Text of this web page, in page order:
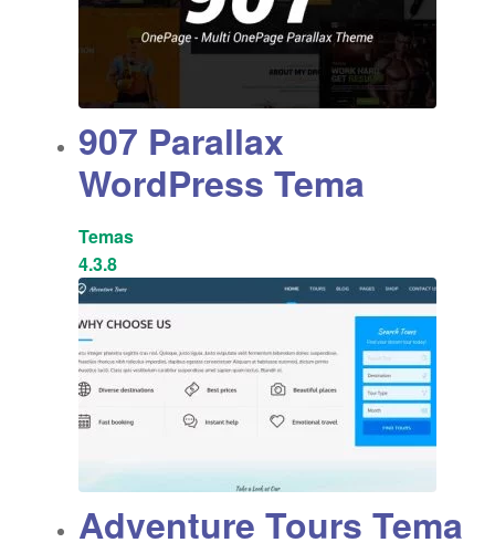
907 Parallax
WordPress Tema
Temas
4.3.8
Adventure Tours Tema